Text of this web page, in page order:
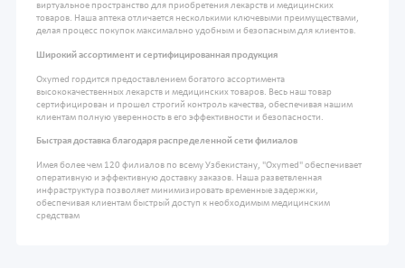
виртуальное пространство для приобретения лекарств и медицинских
товаров. Наша аптека отличается несколькими ключевыми преимуществами,
делая процесс покупок максимально удобным и безопасным для клиентов.
Широкий ассортимент и сертифицированная продукция
Oxymed гордится предоставлением богатого ассортимента
высококачественных лекарств и медицинских товаров. Весь наш товар
сертифицирован и прошел строгий контроль качества, обеспечивая нашим
клиентам полную уверенность в его эффективности и безопасности.
Быстрая доставка благодаря распределенной сети филиалов
Имея более чем 120 филиалов по всему Узбекистану, "Oxymed" обеспечивает
оперативную и эффективную доставку заказов. Наша разветвленная
инфраструктура позволяет минимизировать временные задержки,
обеспечивая клиентам быстрый доступ к необходимым медицинским
средствам